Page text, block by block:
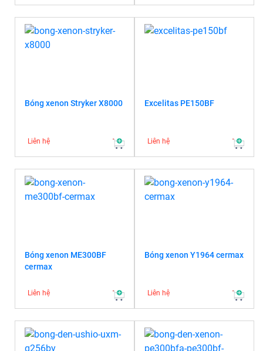
Bóng xenon Stryker X8000
Liên hệ
Excelitas PE150BF
Liên hệ
Bóng xenon ME300BF
cermax
Liên hệ
Bóng xenon Y1964 cermax
Liên hệ